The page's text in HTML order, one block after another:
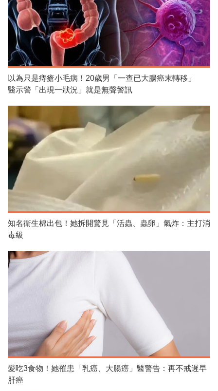
以為只是痔瘡小毛病！20歲男「一查已大腸癌末轉移」
醫示警「出現一狀況」就是無聲警訊
知名衛生棉出包！她拆開驚見「活蟲、蟲卵」氣炸：主打消
毒級
愛吃3食物！她罹患「乳癌、大腸癌」醫警告：再不戒遲早
肝癌